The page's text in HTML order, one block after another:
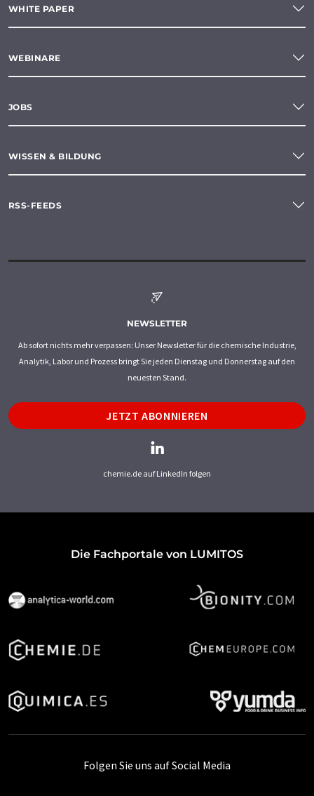
WHITE PAPER
WEBINARE
JOBS
WISSEN & BILDUNG
RSS-FEEDS
NEWSLETTER
Ab sofort nichts mehr verpassen: Unser Newsletter für die chemische Industrie,
Analytik, Labor und Prozess bringt Sie jeden Dienstag und Donnerstag auf den
neuesten Stand.
JETZT ABONNIEREN
chemie.de auf LinkedIn folgen
Die Fachportale von LUMITOS
Folgen Sie uns auf Social Media